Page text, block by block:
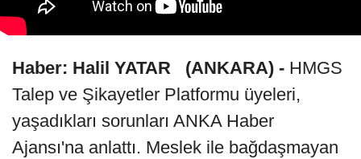
Haber: Halil YATAR (ANKARA) - HMGS
Talep ve Şikayetler Platformu üyeleri,
yaşadıkları sorunları ANKA Haber
Ajansı'na anlattı. Meslek ile bağdaşmayan